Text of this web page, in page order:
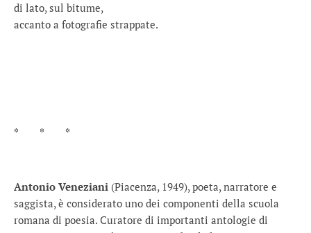
di lato, sul bitume,
accanto a fotografie strappate.
* * *
Antonio Veneziani (Piacenza, 1949), poeta, narratore e
saggista, è considerato uno dei componenti della scuola
romana di poesia. Curatore di importanti antologie di